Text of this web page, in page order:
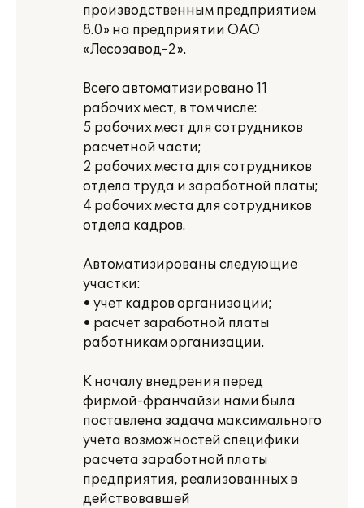
производственным предприятием
8.0» на предприятии ОАО
«Лесозавод-2».
Всего автоматизировано 11
рабочих мест, в том числе:
5 рабочих мест для сотрудников
расчетной части;
2 рабочих места для сотрудников
отдела труда и заработной платы;
4 рабочих места для сотрудников
отдела кадров.
Автоматизированы следующие
участки:
• учет кадров организации;
• расчет заработной платы
работникам организации.
К началу внедрения перед
фирмой-франчайзи нами была
поставлена задача максимального
учета возможностей специфики
расчета заработной платы
предприятия, реализованных в
действовавшей